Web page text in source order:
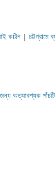
কঠিন| চট্টগ্রামে
অত্যাবশ্যক পাঁচটি